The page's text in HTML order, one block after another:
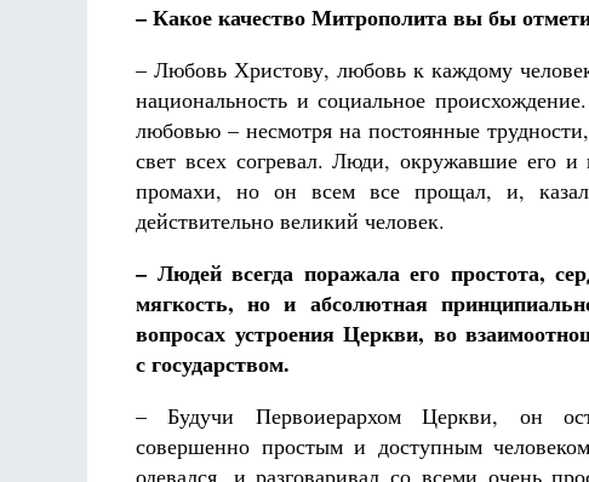
– Какое качество Митрополита вы бы
– Любовь Христову, любовь к каждому
национальность и социальное
любовью – несмотря на постоянные
свет всех согревал. Люди, окружавшие его
промахи, но он всем все прощал, и,
действительно великий человек.
– Людей всегда поражала его простота,
мягкость, но и абсолютная
вопросах устроения Церкви, во
с государством.
– Будучи Первоиерархом Церкви, он
совершенно простым и доступным
одевался, и разговаривал со всеми очень